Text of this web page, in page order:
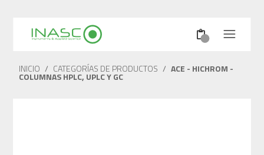
INICIO / CATEGORÍAS DE PRODUCTOS / ACE - HICHROM -
COLUMNAS HPLC, UPLC Y GC